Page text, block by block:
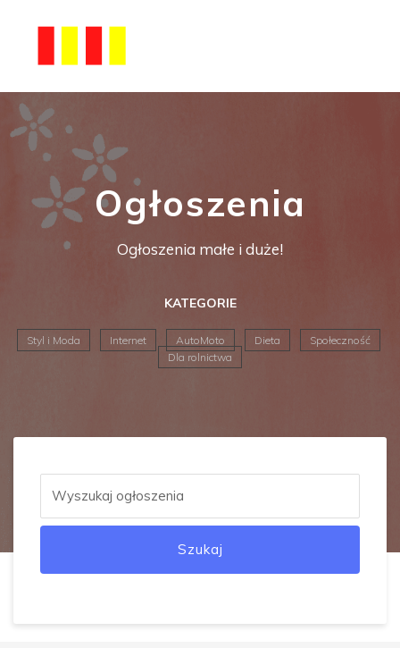
Ogłoszenia
Ogłoszenia małe i duże!
KATEGORIE
Styl i Moda Internet AutoMoto Dieta
Społeczność
Dla rolnictwa
Szukaj